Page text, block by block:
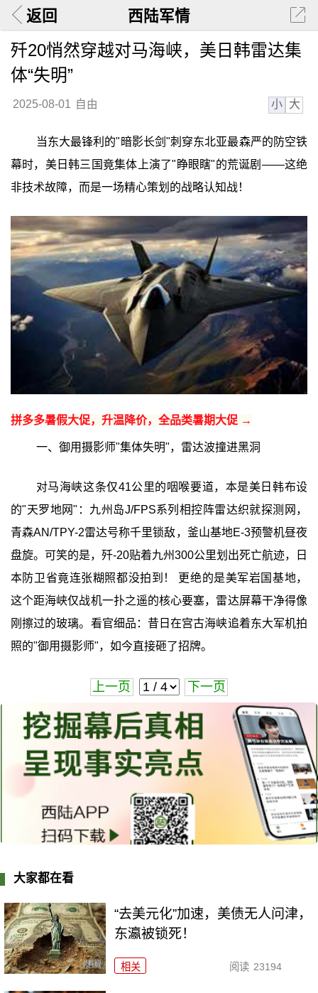
返回 西陆军情
歼20悄然穿越对马海峡，美日韩雷达集
体“失明”
2025-08-01 自由 小 大
当东大最锋利的"暗影长剑"刺穿东北亚最森严的防空铁
幕时，美日韩三国竟集体上演了"睁眼瞎"的荒诞剧——这绝
非技术故障，而是一场精心策划的战略认知战！
拼多多暑假大促，升温降价，全品类暑期大促 →
一、御用摄影师"集体失明"，雷达波撞进黑洞
对马海峡这条仅41公里的咽喉要道，本是美日韩布设
的"天罗地网"：九州岛J/FPS系列相控阵雷达织就探测网，
青森AN/TPY-2雷达号称千里锁敌，釜山基地E-3预警机昼夜
盘旋。可笑的是，歼-20贴着九州300公里划出死亡航迹，日
本防卫省竟连张糊照都没拍到！ 更绝的是美军岩国基地，
这个距海峡仅战机一扑之遥的核心要塞，雷达屏幕干净得像
刚擦过的玻璃。看官细品：昔日在宫古海峡追着东大军机拍
照的"御用摄影师"，如今直接砸了招牌。
上一页 下一页
大家都在看
“去美元化”加速，美债无人问津，
东瀛被锁死！
相关 阅读 23194